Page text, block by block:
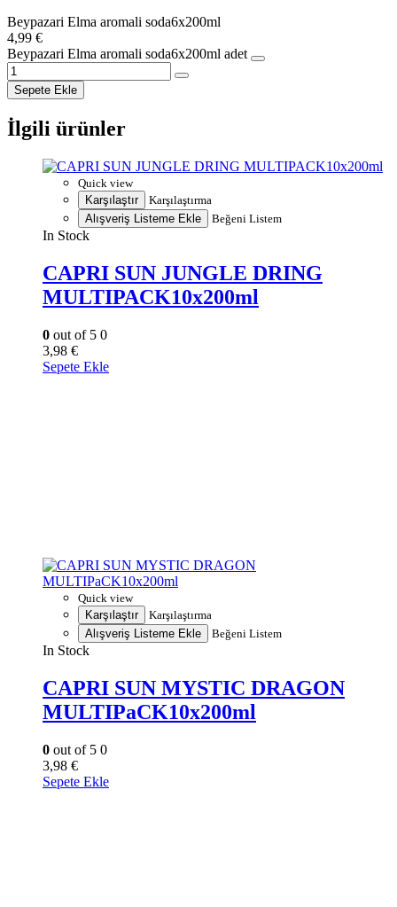
Beypazari Elma aromali soda6x200ml
4,99 €
Beypazari Elma aromali soda6x200ml adet
Sepete Ekle
İlgili ürünler
Quick view
Karşılaştır
Karşılaştırma
Alışveriş Listeme Ekle
Beğeni Listem
In Stock
CAPRI SUN JUNGLE DRING
MULTIPACK10x200ml
0 out of 5 0
3,98 €
Sepete Ekle
Quick view
Karşılaştır
Karşılaştırma
Alışveriş Listeme Ekle
Beğeni Listem
In Stock
CAPRI SUN MYSTIC DRAGON
MULTIPaCK10x200ml
0 out of 5 0
3,98 €
Sepete Ekle